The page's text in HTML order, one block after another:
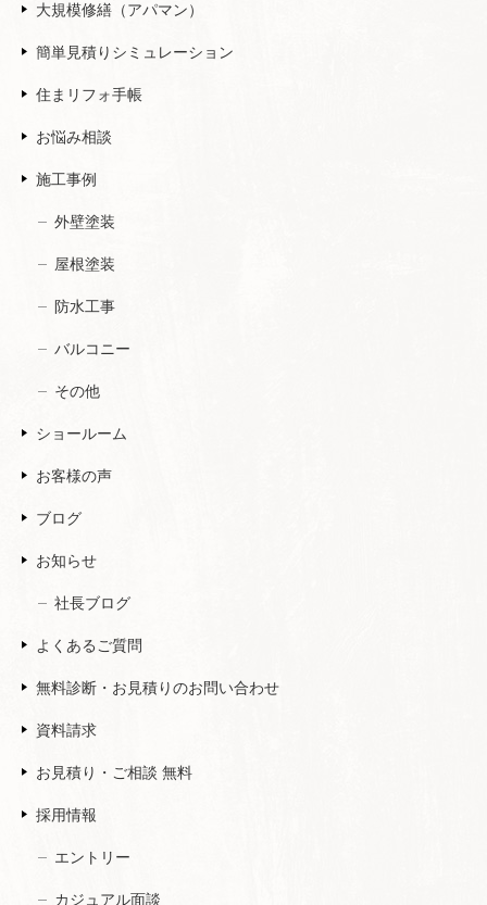
大規模修繕（アパマン）
簡単見積りシミュレーション
住まリフォ手帳
お悩み相談
施工事例
外壁塗装
屋根塗装
防水工事
バルコニー
その他
ショールーム
お客様の声
ブログ
お知らせ
社長ブログ
よくあるご質問
無料診断・お見積りのお問い合わせ
資料請求
お見積り・ご相談 無料
採用情報
エントリー
カジュアル面談